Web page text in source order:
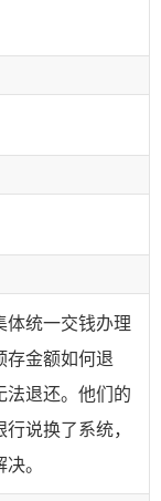
体统一交钱办理
存金额如何退
法退还。他们的
说换了系统，
。